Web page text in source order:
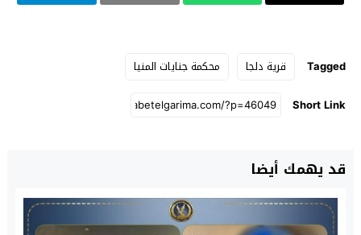
Tagged قرية دلجا
محكمة جنايات المنيا
Short Link
قد يهمك أيضا